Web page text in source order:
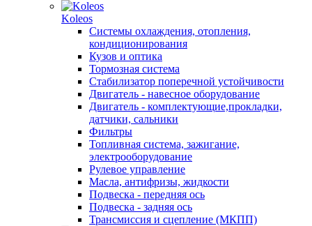
Koleos
Системы охлаждения, отопления,
кондиционирования
Кузов и оптика
Тормозная система
Стабилизатор поперечной устойчивости
Двигатель - навесное оборудование
Двигатель - комплектующие,прокладки,
датчики, сальники
Фильтры
Топливная система, зажигание,
электрооборудование
Рулевое управление
Масла, антифризы, жидкости
Подвеска - передняя ось
Подвеска - задняя ось
Трансмиссия и сцепление (МКПП)